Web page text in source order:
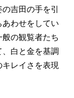
吉田の手を引
わせをしてい
の観覧者たち
白と金を基調
キレイさを表現